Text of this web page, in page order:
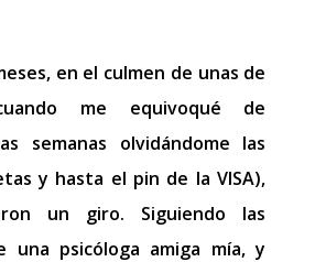
en el culmen de unas de
me equivoqué de
semanas olvidándome las
y hasta el pin de la VISA),
un giro. Siguiendo las
una psicóloga amiga mía, y